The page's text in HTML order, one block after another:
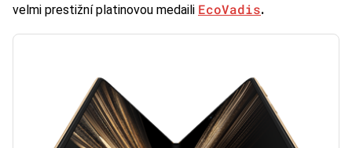
velmi prestižní platinovou medaili EcoVadis.